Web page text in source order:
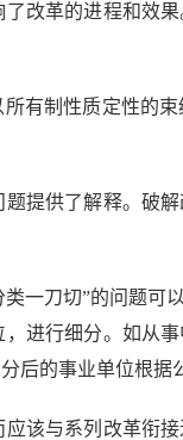
改革的进程和效
制性质定性的
供了解释。破解
刀切”的问题可
进行细分。如从
后的事业单位根据
与系列改革衔